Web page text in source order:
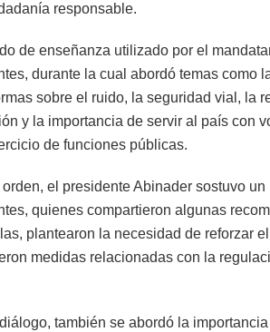
responsable.
de enseñanza utilizado por el
durante la cual abordó temas como
sobre el ruido, la seguridad vial, la
y la importancia de servir al país con
de funciones públicas.
orden, el presidente Abinader sostuvo
quienes compartieron algunas
plantearon la necesidad de reforzar
medidas relacionadas con la
también se abordó la